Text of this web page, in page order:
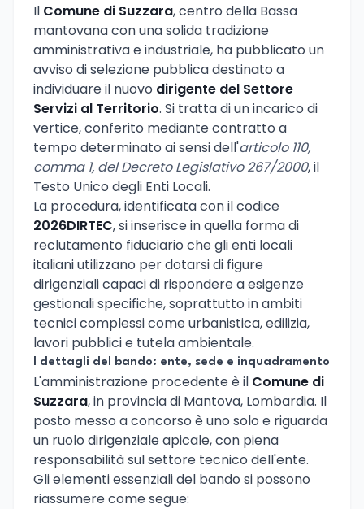
Il Comune di Suzzara, centro della Bassa
mantovana con una solida tradizione
amministrativa e industriale, ha pubblicato un
avviso di selezione pubblica destinato a
individuare il nuovo dirigente del Settore
Servizi al Territorio. Si tratta di un incarico di
vertice, conferito mediante contratto a
tempo determinato ai sensi dell'articolo 110,
comma 1, del Decreto Legislativo 267/2000, il
Testo Unico degli Enti Locali.
La procedura, identificata con il codice
2026DIRTEC, si inserisce in quella forma di
reclutamento fiduciario che gli enti locali
italiani utilizzano per dotarsi di figure
dirigenziali capaci di rispondere a esigenze
gestionali specifiche, soprattutto in ambiti
tecnici complessi come urbanistica, edilizia,
lavori pubblici e tutela ambientale.
I dettagli del bando: ente, sede e inquadramento
L'amministrazione procedente è il Comune di
Suzzara, in provincia di Mantova, Lombardia. Il
posto messo a concorso è uno solo e riguarda
un ruolo dirigenziale apicale, con piena
responsabilità sul settore tecnico dell'ente.
Gli elementi essenziali del bando si possono
riassumere come segue: